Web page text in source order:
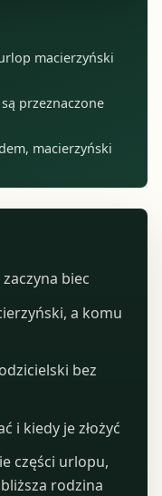
macierzyński
przeznaczone
macierzyński
biec
a komu
bez
i kiedy je złożyć
części urlopu,
rodzina